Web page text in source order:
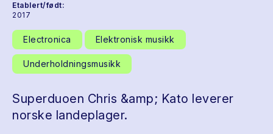
Etablert/født:
2017
Electronica Elektronisk musikk
Underholdningsmusikk
Superduoen Chris &amp; Kato leverer
norske landeplager.